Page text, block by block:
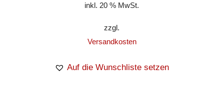
inkl. 20 % MwSt.
zzgl.
Versandkosten
Auf die Wunschliste setzen